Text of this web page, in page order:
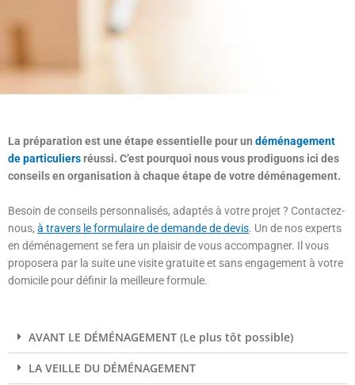
La préparation est une étape essentielle pour un déménagement
de particuliersréussi. C’est pourquoi nous vous prodiguons ici des
conseils en organisation à chaque étape de votre déménagement.
Besoin de conseils personnalisés, adaptés à votre projet ? Contactez-
nous, à travers le formulaire de demande de devis. Un de nos experts
en déménagement se fera un plaisir de vous accompagner. Il vous
proposera par la suite une visite gratuite et sans engagement à votre
domicile pour définir la meilleure formule.
AVANT LE DÉMÉNAGEMENT (Le plus tôt possible)
LA VEILLE DU DÉMÉNAGEMENT